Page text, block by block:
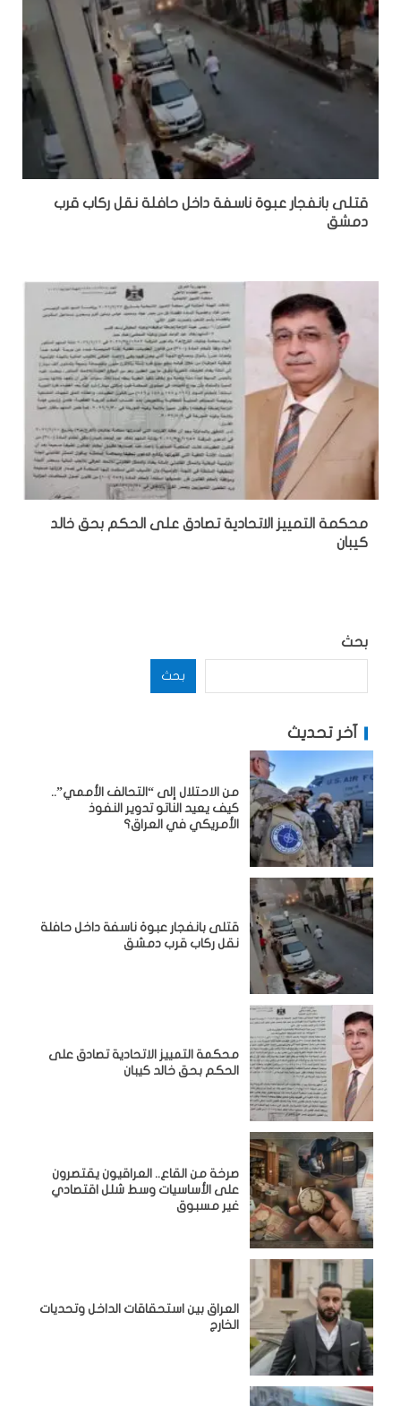
قتلى بانفجار عبوة ناسفة داخل حافلة نقل ركاب قرب
دمشق
محكمة التمييز الاتحادية تصادق على الحكم بحق خالد
كيبان
بحث
بحث
آخر تحديث
من الاحتلال إلى “التحالف الأممي”..
كيف يعيد الناتو تدوير النفوذ
الأمريكي في العراق؟
قتلى بانفجار عبوة ناسفة داخل حافلة
نقل ركاب قرب دمشق
محكمة التمييز الاتحادية تصادق على
الحكم بحق خالد كيبان
صرخة من القاع.. العراقيون يقتصرون
على الأساسيات وسط شلل اقتصادي
غير مسبوق
‏العراق بين استحقاقات الداخل وتحديات
الخارج